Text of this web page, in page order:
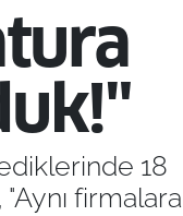
18
"Aynı firmalara